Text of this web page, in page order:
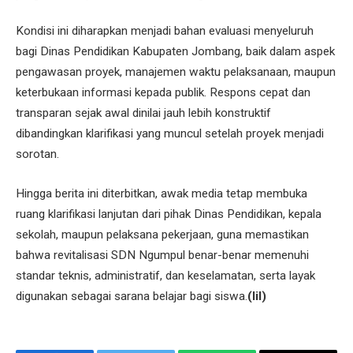
Kondisi ini diharapkan menjadi bahan evaluasi menyeluruh
bagi Dinas Pendidikan Kabupaten Jombang, baik dalam aspek
pengawasan proyek, manajemen waktu pelaksanaan, maupun
keterbukaan informasi kepada publik. Respons cepat dan
transparan sejak awal dinilai jauh lebih konstruktif
dibandingkan klarifikasi yang muncul setelah proyek menjadi
sorotan.
Hingga berita ini diterbitkan, awak media tetap membuka
ruang klarifikasi lanjutan dari pihak Dinas Pendidikan, kepala
sekolah, maupun pelaksana pekerjaan, guna memastikan
bahwa revitalisasi SDN Ngumpul benar-benar memenuhi
standar teknis, administratif, dan keselamatan, serta layak
digunakan sebagai sarana belajar bagi siswa.(lil)